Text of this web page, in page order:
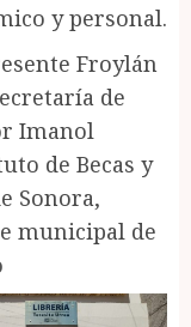
y personal.
Froylán
de
Imanol
de Becas y
Sonora,
municipal de